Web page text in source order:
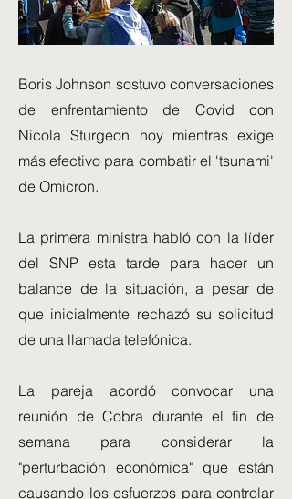
Boris Johnson sostuvo conversaciones
de enfrentamiento de Covid con
Nicola Sturgeon hoy mientras exige
más efectivo para combatir el 'tsunami'
de Omicron.
La primera ministra habló con la líder
del SNP esta tarde para hacer un
balance de la situación, a pesar de
que inicialmente rechazó su solicitud
de una llamada telefónica.
La pareja acordó convocar una
reunión de Cobra durante el fin de
semana para considerar la
"perturbación económica" que están
causando los esfuerzos para controlar